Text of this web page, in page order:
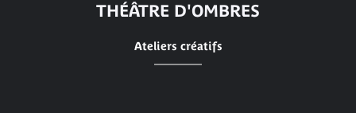
THÉÂTRE D'OMBRES
Ateliers créatifs